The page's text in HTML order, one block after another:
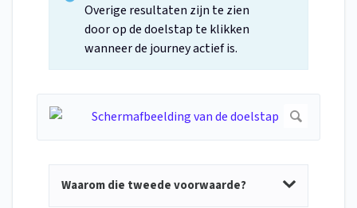
Overige resultaten zijn te zien
door op de doelstap te klikken
wanneer de journey actief is.
Waarom die tweede voorwaarde?